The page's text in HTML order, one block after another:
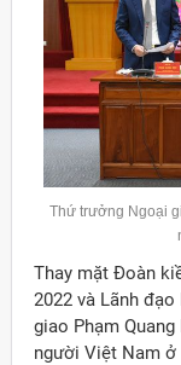
Thứ trưởng Ngoại
Thay mặt Đoàn
2022 và Lãnh
giao Phạm
người Việt Nam